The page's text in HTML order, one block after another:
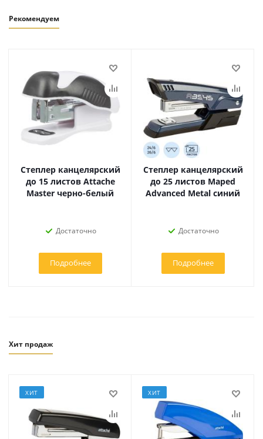
Рекомендуем
Степлер канцелярский
до 15 листов Attache
Master черно-белый
Достаточно
Подробнее
Степлер канцелярский
до 25 листов Maped
Advanced Metal синий
Достаточно
Подробнее
Хит продаж
ХИТ ХИТ